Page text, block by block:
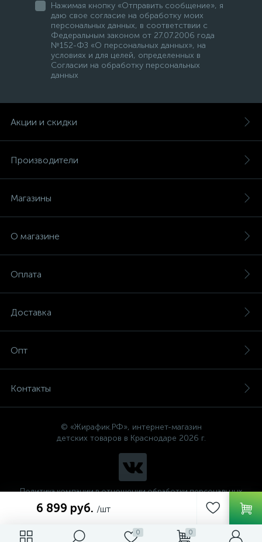
0 0
6 899 руб. /шт
Нажимая кнопку «Отправить сообщение», я
даю свое согласие на обработку моих
персональных данных, в соответствии с
Федеральным законом от 27.07.2006 года
№152-ФЗ «О персональных данных», на
условиях и для целей, определенных в
Согласии на обработку персональных
данных
Акции и скидки
Производители
Магазины
О магазине
Оплата
Доставка
Опт
Контакты
© «Жирафик.РФ», интернет-магазин
детских товаров в Краснодаре 2026 г.
Политика компании в отношении обработки персональных